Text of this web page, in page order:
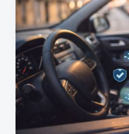
le
guide
2026
pour
comprendre
et
le